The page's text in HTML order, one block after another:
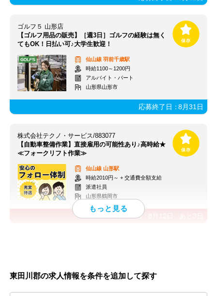
ゴルフ５ 山形店
【ゴルフ用品の販売】［週3日］ゴルフの経験は無く
てもOK！日払い可♪大学生歓迎！
仙山線 羽前千歳駅
時給1100～1200円
アルバイト・パート
山形県山形市
応募終了日：8月31日
株式会社テクノ・サービス/883077
【自動車整備作業】直接雇用の可能性あり♪高時給★
≪フォークリフト作業≫
仙山線 山形駅
時給2010円～ + 交通費全額支給
派遣社員
山形県鶴岡市
応募終了日：
東田川郡の求人情報を条件を追加して探す